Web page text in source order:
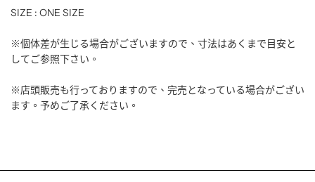
SIZE : ONE SIZE
※個体差が生じる場合がございますので、寸法はあくまで目安と
してご参照下さい。
※店頭販売も行っておりますので、完売となっている場合がござい
ます。予めご了承ください。